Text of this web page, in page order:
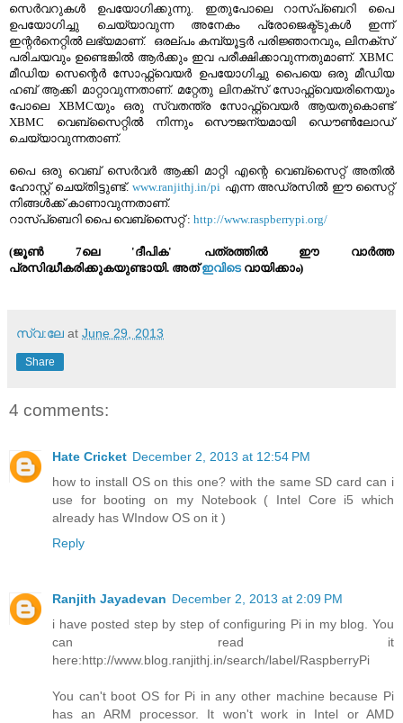
സെര്‍വറുകള്‍ ഉപയോഗിക്കുന്നു. ഇതുപോലെ റാസ്പ്ബെറി പൈ
ഉപയോഗിച്ചു ചെയ്യാവുന്ന അനേകം പ്രോജെക്ട്ടുകള്‍ ഇന്ന്
ഇന്റര്‍നെറ്റില്‍ ലഭ്യമാണ്. ഒരല്പം കമ്പ്യൂട്ടര്‍ പരിജ്ഞാനവും, ലിനക്സ്
പരിചയവും ഉണ്ടെങ്കില്‍ ആര്‍ക്കും ഇവ പരീക്ഷിക്കാവുന്നതുമാണ്. XBMC
മീഡിയ സെന്റെര്‍ സോഫ്റ്റ്‌വെയര്‍ ഉപയോഗിച്ചു പൈയെ ഒരു മീഡിയ
ഹബ് ആക്കി മാറ്റാവുന്നതാണ്. മറ്റേതു ലിനക്സ് സോഫ്റ്റ്‌വെയരിനെയും
പോലെ XBMCയും ഒരു സ്വതന്ത്ര സോഫ്റ്റ്‌വെയര്‍ ആയതുകൊണ്ട്
XBMC വെബ്സൈറ്റില്‍ നിന്നും സൌജന്യമായി ഡൌണ്‍ലോഡ്
ചെയ്യാവുന്നതാണ്.
പൈ ഒരു വെബ്‌ സെര്‍വര്‍ ആക്കി മാറ്റി എന്റെ വെബ്സൈറ്റ് അതില്‍
ഹോസ്റ്റ് ചെയ്തിട്ടുണ്ട്. www.ranjithj.in/pi എന്ന അഡ്രസില്‍ ഈ സൈറ്റ്
നിങ്ങള്‍ക്ക്‌ കാണാവുന്നതാണ്.
റാസ്പ്ബെറി പൈ വെബ്സൈറ്റ് : http://www.raspberrypi.org/
(ജൂണ്‍ 7ലെ 'ദീപിക' പത്രത്തില്‍ ഈ വാര്‍ത്ത
പ്രസിദ്ധീകരിക്കുകയുണ്ടായി. അത്ഇവിടെവായിക്കാം)
സ്വ:ലേ at June 29, 2013
Share
4 comments:
Hate Cricket December 2, 2013 at 12:54 PM
how to install OS on this one? with the same SD card can i
use for booting on my Notebook ( Intel Core i5 which
already has WIndow OS on it )
Reply
Ranjith Jayadevan December 2, 2013 at 2:09 PM
i have posted step by step of configuring Pi in my blog. You
can read it
here:http://www.blog.ranjithj.in/search/label/RaspberryPi
You can't boot OS for Pi in any other machine because Pi
has an ARM processor. It won't work in Intel or AMD